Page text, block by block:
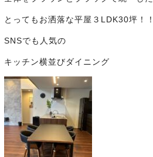
とってもお洒落な平屋３LDK30坪！！
SNSでも人気の
キッチン横並びダイニング